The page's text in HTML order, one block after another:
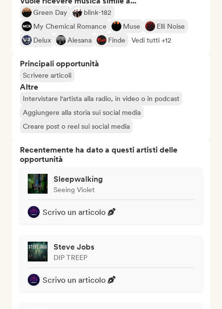
Green Day
blink-182
My Chemical Romance
Muse
Elli Noise
Delux
Alesana Finde Vedi tutti +12
Principali opportunità
Scrivere articoli
Altre
Intervistare l'artista alla radio, in video o in podcast
Aggiungere alla storia sui social media
Creare post o reel sui social media
Recentemente ha dato a questi artisti delle
opportunità
Sleepwalking
Seeing Violet
Scrivo un articolo
Steve Jobs
DIP TREEP
Scrivo un articolo